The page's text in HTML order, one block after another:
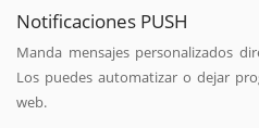
Notificaciones PUSH
Manda mensajes personalizados
Los puedes automatizar o dejar
web.